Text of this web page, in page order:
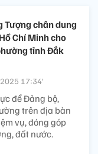
Tượng chân dung
Chí Minh cho
tỉnh Đắk
17:34’
để Đảng bộ,
trên địa bàn
vụ, đóng góp
đất nước.